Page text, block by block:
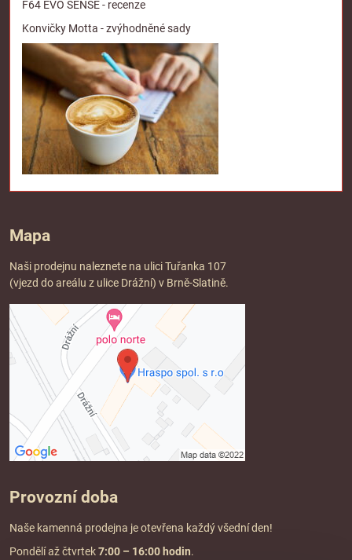
F64 EVO SENSE - recenze
Konvičky Motta - zvýhodněné sady
Mapa
Naši prodejnu naleznete na ulici Tuřanka 107
(vjezd do areálu z ulice Drážní) v Brně-Slatině.
Provozní doba
Naše kamenná prodejna je otevřena každý všední den!
Pondělí až čtvrtek7:00 – 16:00 hodin.